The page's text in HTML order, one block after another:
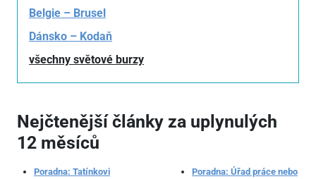
Belgie – Brusel
Dánsko – Kodaň
všechny světové burzy
Nejčtenější články za uplynulých
12 měsíců
Poradna: Tatínkovi
Poradna: Úřad práce nebo